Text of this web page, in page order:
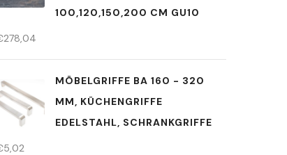
100,120,150,200 CM GU10
278,04
MÖBELGRIFFE BA 160 - 320
MM, KÜCHENGRIFFE
EDELSTAHL, SCHRANKGRIFFE
5,02